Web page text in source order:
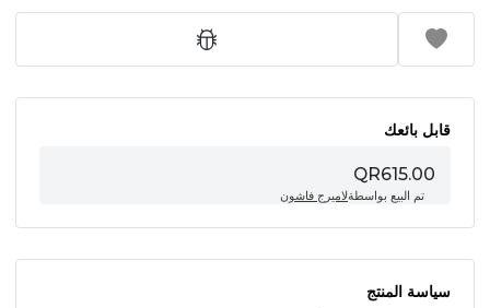
قابل بائعك
QR615.00
تم البيع بواسطةلاميرج فاشون
سياسة المنتج